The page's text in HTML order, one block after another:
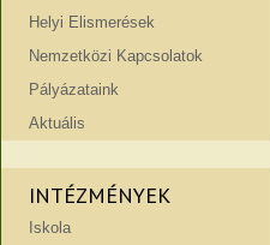
Helyi Elismerések
Nemzetközi Kapcsolatok
Pályázataink
Aktuális
INTÉZMÉNYEK
Iskola